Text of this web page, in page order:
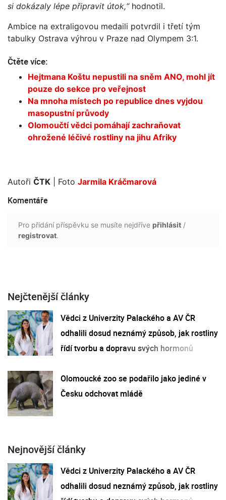
si dokázaly lépe připravit útok,“hodnotil.
Ambice na extraligovou medaili potvrdil i třetí tým
tabulky Ostrava výhrou v Praze nad Olympem 3:1.
Čtěte více:
Hejtmana Koštu nepustili na sněm ANO, mohl jít
pouze do sekce pro veřejnost
Na mnoha místech po republice dnes vyjdou
masopustní průvody
Olomoučtí vědci pomáhají zachraňovat
ohrožené léčivé rostliny na jihu Afriky
Autoři ČTK | Foto Jarmila Kráčmarová
Komentáře
Pro přidání příspěvku se musíte nejdříve přihlásit /
registrovat.
Nejčtenější články
Vědci z Univerzity Palackého a AV ČR
odhalili dosud neznámý způsob, jak rostliny
řídí tvorbu a dopravu svých hormonů
Olomoucké zoo se podařilo jako jediné v
Česku odchovat mládě
Nejnovější články
Vědci z Univerzity Palackého a AV ČR
odhalili dosud neznámý způsob, jak rostliny